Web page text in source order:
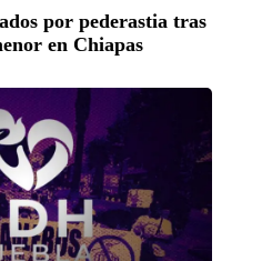
por pederastia tras
en Chiapas